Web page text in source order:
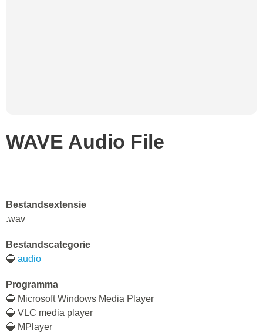
WAVE Audio File
Bestandsextensie
.wav
Bestandscategorie
🔵 audio
Programma
🔵 Microsoft Windows Media Player
🔵 VLC media player
🔵 MPlayer